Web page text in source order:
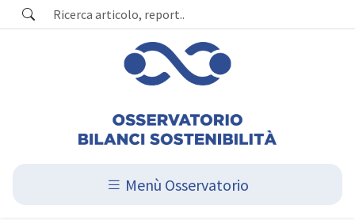
Menù Osservatorio